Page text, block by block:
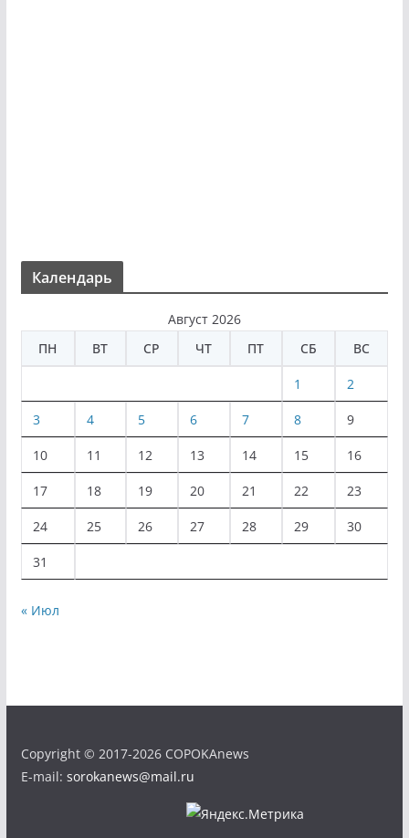
Календарь
Август 2026
ПН
ВТ СР ЧТ ПТ СБ ВС
1 2
3 4 5 6 7 8 9
10 11 12 13 14 15 16
17 18 19 20 21 22 23
24 25 26 27 28 29 30
31
« Июл
Copyright © 2017-2026 COPOKAnews
E-mail: sorokanews@mail.ru